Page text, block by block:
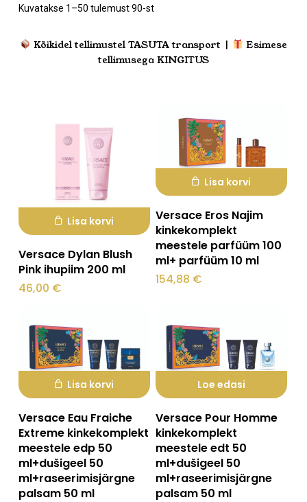
Kuvatakse 1–50 tulemust 90-stSorditud
Kõikidel tellimustel TASUTA transport |
Esimese
tellimusega KINGITUS
Lisa korvi
Versace Dylan Blush
Pink ihupiim 200 ml
46,00 €
Lisa korvi
Versace Eros Najim
kinkekomplekt
meestele parfüüm 100
ml+ parfüüm 10 ml
154,88 €
Lisa korvi
Versace Eau Fraiche
Extreme kinkekomplekt
meestele edp 50
ml+dušigeel 50
ml+raseerimisjärgne
palsam 50 ml
Loe edasi
Versace Pour Homme
kinkekomplekt
meestele edt 50
ml+dušigeel 50
ml+raseerimisjärgne
palsam 50 ml